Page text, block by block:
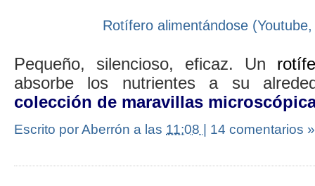
Rotífero alimentándose
Pequeño, silencioso, eficaz. Un
absorbe los nutrientes a su
colección de maravillas
Escrito por Aberrón a las 11:08 | 14 comentarios »